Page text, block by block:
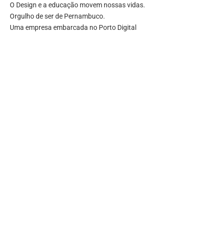
O Design e a educação movem nossas vidas.
Orgulho de ser de Pernambuco.
Uma empresa embarcada no Porto Digital